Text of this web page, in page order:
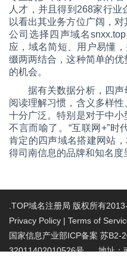
人才， 并且得到 268家行业
以看出其业务方位广阔，
公司选择四声域名
应，域名简短、用户易懂
缀两两结合，这种简单的
的机会。
据有关数据分析，四
阅读理解习惯，含义多样
十分广泛。特别是对于中
不言而喻了。“互联网+”时
肯定的四声域名搭建网站
得司南信息的品牌和知名度
.TOP域名注册局 版权所有
Privacy Policy | Terms of
国家信息产业部ICP备案 苏B2-
32011402010526号 地址：